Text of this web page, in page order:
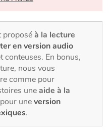
proposéà la lecture
en version audio
conteuses. En bonus,
nous vous
comme pour
uneaide à la
uneversion
.